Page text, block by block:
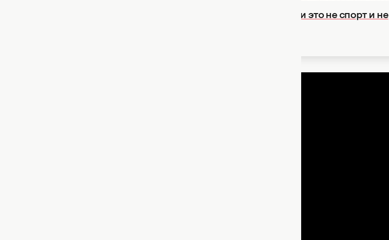
Ученые назвали главный фактор долголетия – и это не спорт и не